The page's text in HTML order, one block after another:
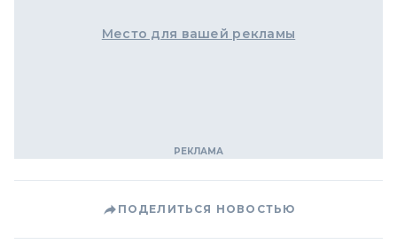
Место для вашей рекламы
ПОДЕЛИТЬСЯ НОВОСТЬЮ